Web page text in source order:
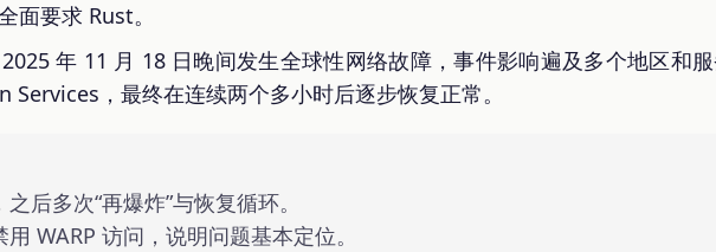
面要求 Rust。
年 11 月 18 日晚间发生全球性网络故障，事件影响遍及多个地区和
，最终在连续两个多小时后逐步恢复正常。
后多次“再爆炸”与恢复循环。
WARP 访问，说明问题基本定位。